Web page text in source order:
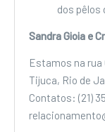
dos pêlos
Sandra Gioia e
Estamos na rua
Tijuca, Rio de
Contatos: (21)